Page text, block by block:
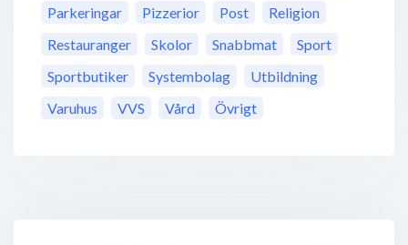
Parkeringar
Pizzerior Post
Religion
Restauranger
Skolor Snabbmat
Sport
Sportbutiker
Systembolag
Utbildning
Varuhus
VVS Vård Övrigt